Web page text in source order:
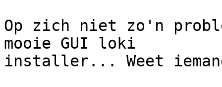
Op zich niet zo'n
mooie GUI loki
installer... Weet